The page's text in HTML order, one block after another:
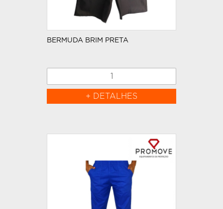
BERMUDA BRIM PRETA
+ DETALHES